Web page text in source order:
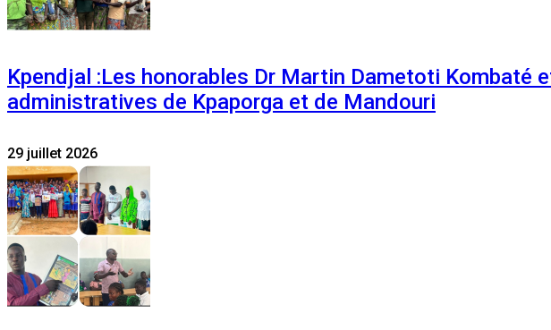
Kpendjal :Les honorables Dr Martin Dametoti Kombaté
administratives de Kpaporga et de Mandouri
29 juillet 2026